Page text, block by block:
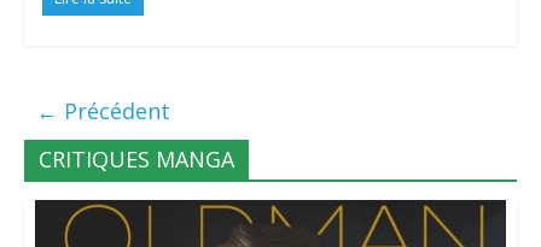
← Précédent
CRITIQUES MANGA